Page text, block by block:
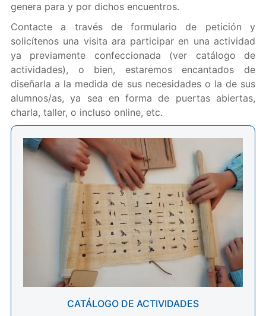
genera para y por dichos encuentros.
Contacte a través de formulario de petición y
solicítenos una visita ara participar en una actividad
ya previamente confeccionada (ver catálogo de
actividades), o bien, estaremos encantados de
diseñarla a la medida de sus necesidades o la de sus
alumnos/as, ya sea en forma de puertas abiertas,
charla, taller, o incluso online, etc.
CATÁLOGO DE ACTIVIDADES